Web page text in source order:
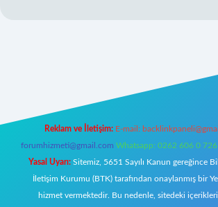
Reklam ve İletişim: E-mail:
forumhizmeti@gmail.com Whatsapp: 0262 606 0 726
Yasal Uyarı: Sitemiz, 5651 Sayılı Kanun gereğince
İletişim Kurumu (BTK) tarafından onaylanmış bir
hizmet vermektedir. Bu nedenle, sitedeki